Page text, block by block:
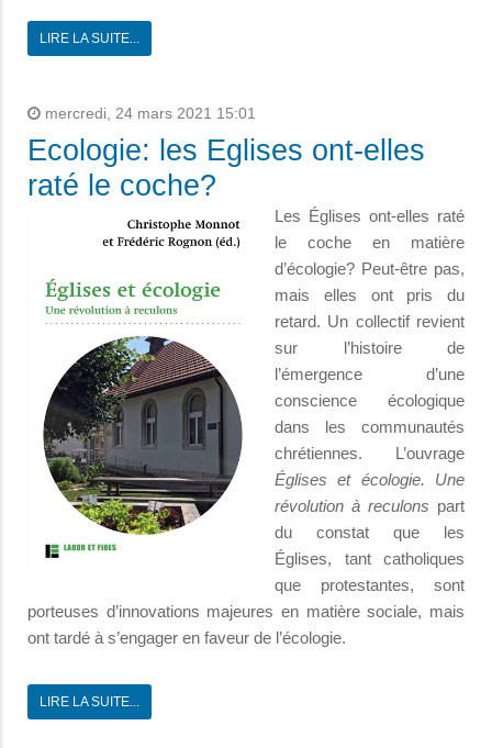
LIRE LA SUITE...
mercredi, 24 mars 2021 15:01
Ecologie: les Eglises ont-elles
raté le coche?
Les Églises ont-elles raté
le coche en matière
d’écologie? Peut-être pas,
mais elles ont pris du
retard. Un collectif revient
sur l’histoire de
l’émergence d’une
conscience écologique
dans les communautés
chrétiennes. L’ouvrage
Églises et écologie. Une
révolution à reculons part
du constat que les
Églises, tant catholiques
que protestantes, sont
porteuses d’innovations majeures en matière sociale, mais
ont tardé à s’engager en faveur de l’écologie.
LIRE LA SUITE...